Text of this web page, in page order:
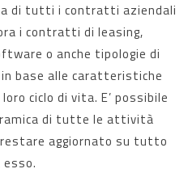
di tutti i contratti aziendali
i contratti di leasing,
o anche tipologie di
base alle caratteristiche
ciclo di vita. E’ possibile
di tutte le attività
aggiornato su tutto
esso.